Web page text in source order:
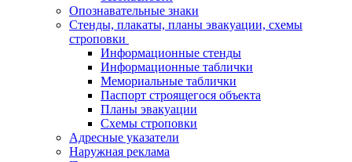
Опознавательные знаки
Стенды, плакаты, планы эвакуации, схемы
строповки
Информационные стенды
Информационные таблички
Мемориальные таблички
Паспорт строящегося объекта
Планы эвакуации
Схемы строповки
Адресные указатели
Наружная реклама